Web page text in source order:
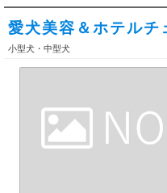
愛犬美容＆ホテルチ
小型犬・中型犬